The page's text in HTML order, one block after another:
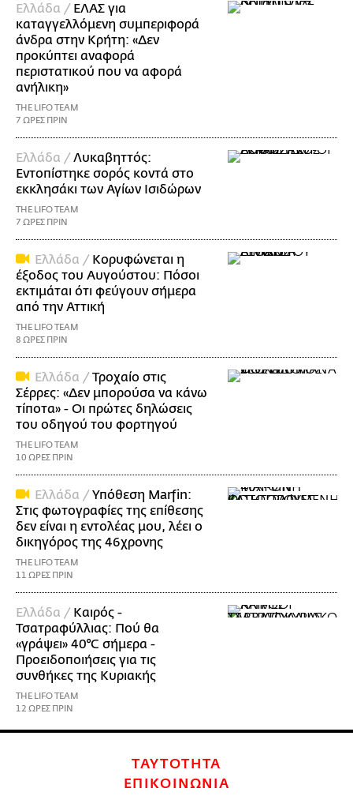
Ελλάδα / ΕΛΑΣ για
καταγγελλόμενη συμπεριφορά
άνδρα στην Κρήτη: «Δεν
προκύπτει αναφορά
περιστατικού που να αφορά
ανήλικη»
THE LIFO TEAM
7 ΩΡΕΣ ΠΡΙΝ
Ελλάδα /Λυκαβηττός:
Εντοπίστηκε σορός κοντά στο
εκκλησάκι των Αγίων Ισιδώρων
THE LIFO TEAM
7 ΩΡΕΣ ΠΡΙΝ
Ελλάδα / Κορυφώνεται η
έξοδος του Αυγούστου: Πόσοι
εκτιμάται ότι φεύγουν σήμερα
από την Αττική
THE LIFO TEAM
8 ΩΡΕΣ ΠΡΙΝ
Ελλάδα /Τροχαίο στις
Σέρρες: «Δεν μπορούσα να κάνω
τίποτα» - Οι πρώτες δηλώσεις
του οδηγού του φορτηγού
THE LIFO TEAM
10 ΩΡΕΣ ΠΡΙΝ
Ελλάδα /Υπόθεση Marfin:
Στις φωτογραφίες της επίθεσης
δεν είναι η εντολέας μου, λέει ο
δικηγόρος της 46χρονης
THE LIFO TEAM
11 ΩΡΕΣ ΠΡΙΝ
Ελλάδα / Καιρός -
Τσατραφύλλιας: Πού θα
«γράψει» 40°C σήμερα -
Προειδοποιήσεις για τις
συνθήκες της Κυριακής
THE LIFO TEAM
12 ΩΡΕΣ ΠΡΙΝ
ΤΑΥΤΟΤΗΤΑ
ΕΠΙΚΟΙΝΩΝΙΑ